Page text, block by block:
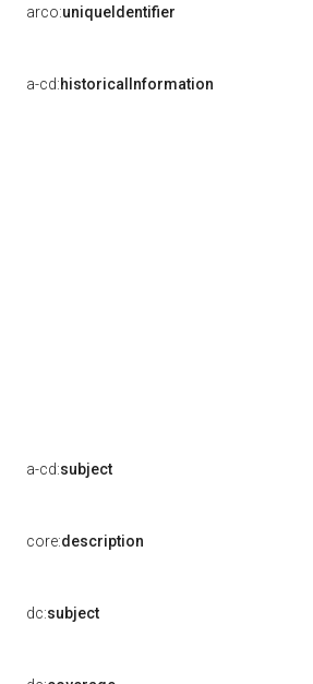
arco:uniqueIdentifier
a-cd:historicalInformation
a-cd:subject
core:description
dc:subject